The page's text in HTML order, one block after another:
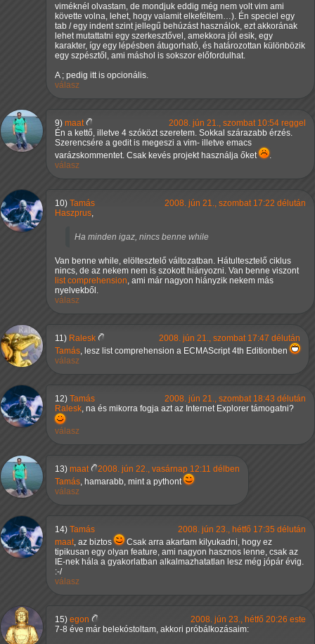
viméknél olvastam, de mondjuk eddig még nem volt vim ami
követte volna, lehet, hogy valamit elkeféltem…). Én speciel egy
tab / egy indent szint jellegű behúzást használok, ezt akkorának
lehet mutattatni egy szerkesztővel, amekkora jól esik, egy
karakter, így egy lépésben átugorható, és határozottan különbözik
egy szpésztől, ami máshol is sokszor előfordulhat.
A ; pedig itt is opcionális.
válasz
9) maat
2008. jún 21., szombat 10:54 reggel
Én a kettő, illetve 4 szóközt szeretem. Sokkal szárazabb érzés.
Szerencsére a gedit is megeszi a vim- illetve emacs
varázskommentet. Csak kevés projekt használja őket
.
válasz
10) Tamás
2008. jún 21., szombat 17:22 délután
Haszprus,
Ha minden igaz, nincs benne while
Van benne while, elöltesztelő változatban. Hátultesztelő ciklus
nincs, de az nekem nem is szokott hiányozni. Van benne viszont
list comprehension, ami már nagyon hiányzik nekem más
nyelvekből.
válasz
11) Ralesk
2008. jún 21., szombat 17:47 délután
Tamás, lesz list comprehension a ECMAScript 4th Editionben
válasz
12) Tamás
2008. jún 21., szombat 18:43 délután
Ralesk, na és mikorra fogja azt az Internet Explorer támogatni?
válasz
13) maat
2008. jún 22., vasárnap 12:11 délben
Tamás, hamarabb, mint a pythont
válasz
14) Tamás
2008. jún 23., hétfő 17:35 délután
maat, az biztos
Csak arra akartam kilyukadni, hogy ez
tipikusan egy olyan feature, ami nagyon hasznos lenne, csak az
IE-nek hála a gyakorlatban alkalmazhatatlan lesz még jópár évig.
:-/
válasz
15) egon
2008. jún 23., hétfő 20:26 este
7-8 éve már belekóstoltam, akkori próbálkozásaim: